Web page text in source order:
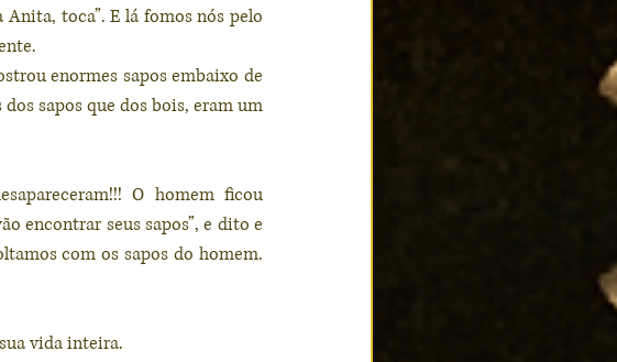
toca”. E lá fomos nós pelo
enormes sapos embaixo de
sapos que dos bois, eram um
O homem ficou
encontrar seus sapos”, e dito e
com os sapos do homem.
vida inteira.